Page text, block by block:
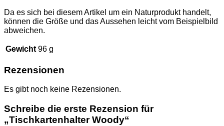
Da es sich bei diesem Artikel um ein Naturprodukt handelt,
können die Größe und das Aussehen leicht vom Beispielbild
abweichen.
Gewicht 96 g
Rezensionen
Es gibt noch keine Rezensionen.
Schreibe die erste Rezension für
„Tischkartenhalter Woody“